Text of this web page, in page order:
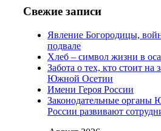
июля 2017 г
2012 г
(15)
№97 30
(15)№98 1 августа 2015 г
августа 2016 г(10)№98 5
№98 8 августа 2013 г
августа 2012 г(14)
2017 г(9)
Свежие записи
Явление Богородицы,
подвале
Хлеб – символ жизни в
Забота о тех, кто стоит на
Южной Осетии
Имени Героя России
Законодательные
России развивают